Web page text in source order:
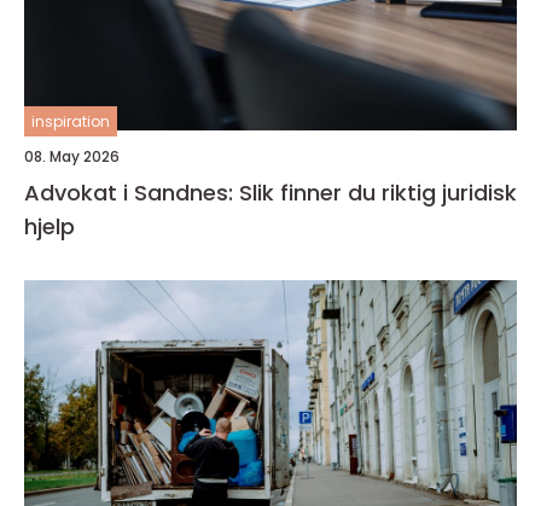
inspiration
08. May 2026
Advokat i Sandnes: Slik finner du riktig juridisk
hjelp